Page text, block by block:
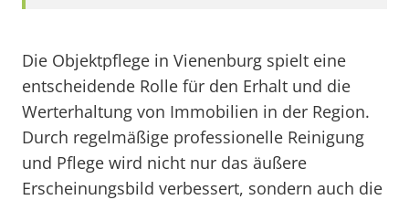
Die Objektpflege in Vienenburg spielt eine
entscheidende Rolle für den Erhalt und die
Werterhaltung von Immobilien in der Region.
Durch regelmäßige professionelle Reinigung
und Pflege wird nicht nur das äußere
Erscheinungsbild verbessert, sondern auch die